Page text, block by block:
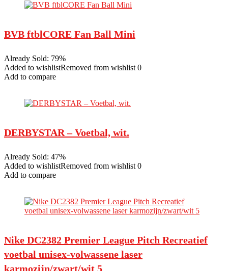
BVB ftblCORE Fan Ball Mini
Already Sold: 79%
Added to wishlistRemoved from wishlist 0
Add to compare
DERBYSTAR – Voetbal, wit.
Already Sold: 47%
Added to wishlistRemoved from wishlist 0
Add to compare
Nike DC2382 Premier League Pitch Recreatief
voetbal unisex-volwassene laser
karmozijn/zwart/wit 5